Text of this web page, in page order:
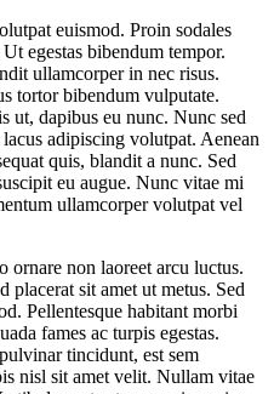
euismod. Proin sodales
egestas bibendum tempor.
ullamcorper in nec risus.
tortor bibendum vulputate.
ut, dapibus eu nunc. Nunc sed
adipiscing volutpat. Aenean
quis, blandit a nunc. Sed
eu augue. Nunc vitae mi
ullamcorper volutpat vel
ornare non laoreet arcu luctus.
placerat sit amet ut metus. Sed
Pellentesque habitant morbi
fames ac turpis egestas.
tincidunt, est sem
nisl sit amet velit. Nullam vitae